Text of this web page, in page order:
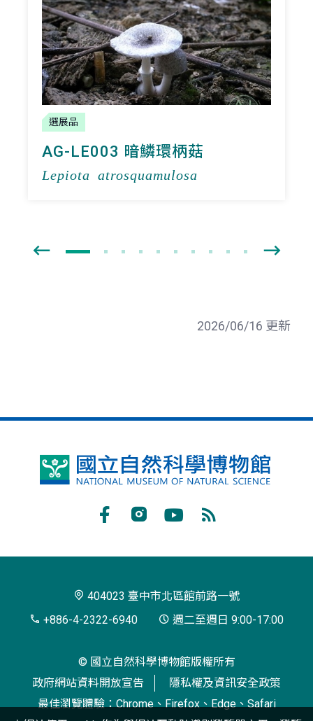
選展品
AG-LE003 暗鱗環柄菇
Lepiota atrosquamulosa
2026/06/16 更新
國
博
閱
404023 臺中市北區館前路一號
+886-4-2322-6940
週二至週日 9:00-17:00
© 國立自然科學博物館版權所有
政府網站資料開放宣告
隱私權及資訊安全政策
最佳瀏覽體驗：Chrome、Firefox、Edge、Safari